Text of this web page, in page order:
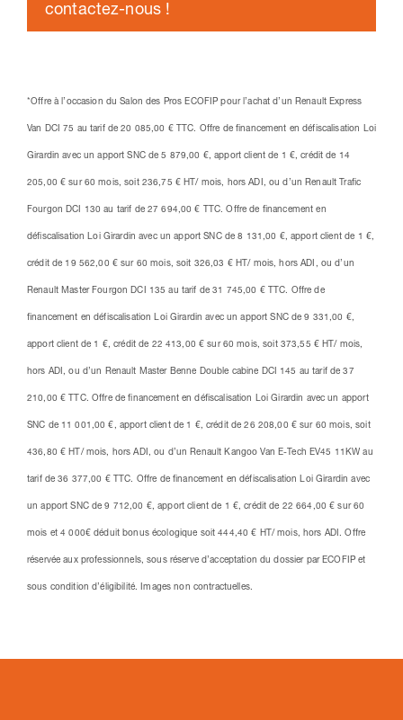
contactez-nous !
*Offre à l’occasion du Salon des Pros ECOFIP pour l’achat d’un Renault Express
Van DCI 75 au tarif de 20 085,00 € TTC. Offre de financement en défiscalisation Loi
Girardin avec un apport SNC de 5 879,00 €, apport client de 1 €, crédit de 14
205,00 € sur 60 mois, soit 236,75 € HT/ mois, hors ADI, ou d’un Renault Trafic
Fourgon DCI 130 au tarif de 27 694,00 € TTC. Offre de financement en
défiscalisation Loi Girardin avec un apport SNC de 8 131,00 €, apport client de 1 €,
crédit de 19 562,00 € sur 60 mois, soit 326,03 € HT/ mois, hors ADI, ou d’un
Renault Master Fourgon DCI 135 au tarif de 31 745,00 € TTC. Offre de
financement en défiscalisation Loi Girardin avec un apport SNC de 9 331,00 €,
apport client de 1 €, crédit de 22 413,00 € sur 60 mois, soit 373,55 € HT/ mois,
hors ADI, ou d’un Renault Master Benne Double cabine DCI 145 au tarif de 37
210,00 € TTC. Offre de financement en défiscalisation Loi Girardin avec un apport
SNC de 11 001,00 €, apport client de 1 €, crédit de 26 208,00 € sur 60 mois, soit
436,80 € HT/ mois, hors ADI, ou d’un Renault Kangoo Van E-Tech EV45 11KW au
tarif de 36 377,00 € TTC. Offre de financement en défiscalisation Loi Girardin avec
un apport SNC de 9 712,00 €, apport client de 1 €, crédit de 22 664,00 € sur 60
mois et 4 000€ déduit bonus écologique soit 444,40 € HT/ mois, hors ADI. Offre
réservée aux professionnels, sous réserve d’acceptation du dossier par ECOFIP et
sous condition d’éligibilité. Images non contractuelles.